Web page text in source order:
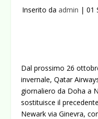
Inserito da admin | 01
Dal prossimo 26
invernale, Qatar
giornaliero da Doha a
sostituisce il
Newark via Ginevra,